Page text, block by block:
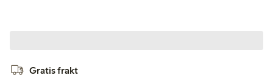
Gratis frakt